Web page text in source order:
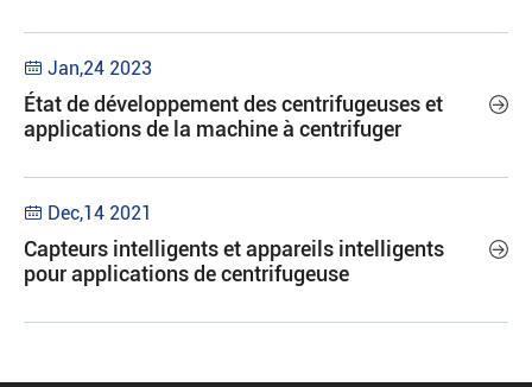
 Jan,24 2023
État de développement des centrifugeuses et
applications de la machine à centrifuger

 Dec,14 2021
Capteurs intelligents et appareils intelligents
pour applications de centrifugeuse
